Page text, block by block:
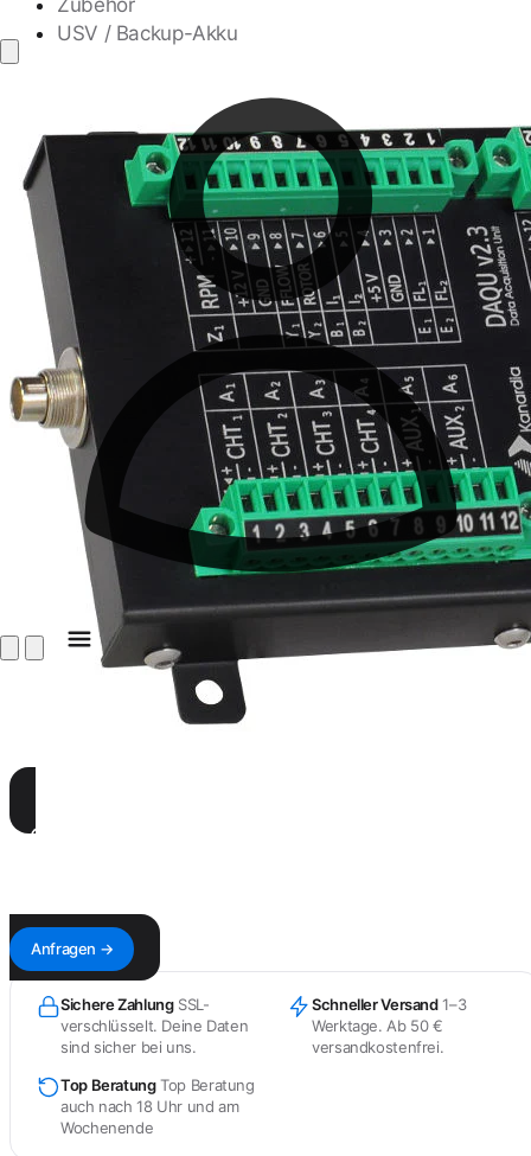
Zubehör
USV / Backup-Akku
Antwort innerhalb von 1–3 Werktagen — mit Kostenvoranschlag & Versandadresse.
Anfragen →
Sichere Zahlung SSL-
verschlüsselt. Deine Daten
sind sicher bei uns.
Schneller Versand 1–3
Werktage. Ab 50 €
versandkostenfrei.
Top Beratung Top Beratung
auch nach 18 Uhr und am
Wochenende